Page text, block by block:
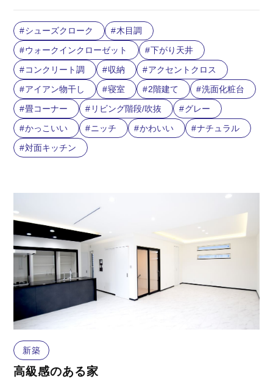
シューズクローク
木目調
ウォークインクローゼット
下がり天井
コンクリート調
収納
アクセントクロス
アイアン物干し
寝室 2階建て
洗面化粧台
畳コーナー
リビング階段/吹抜
グレー
かっこいい
ニッチ かわいい
ナチュラル
対面キッチン
新築
高級感のある家